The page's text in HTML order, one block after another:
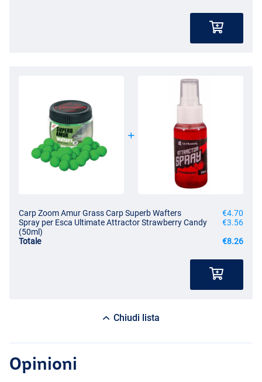
Carp Zoom Amur Grass Carp Superb Wafters
€4.70
Spray per Esca Ultimate Attractor Strawberry Candy
(50ml)
€3.56
Totale
€8.26
Chiudi lista
Opinioni